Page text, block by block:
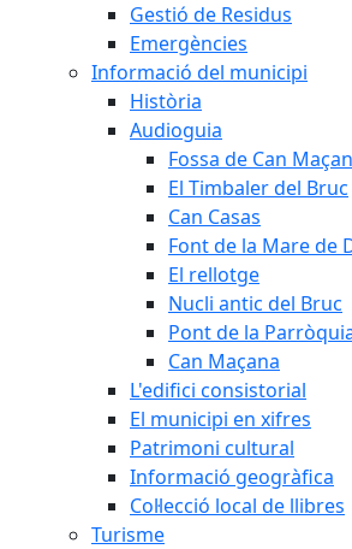
Gestió de Residus
Emergències
Informació del municipi
Història
Audioguia
Fossa de Can
El Timbaler del Bruc
Can Casas
Font de la Mare de
El rellotge
Nucli antic del Bruc
Pont de la
Can Maçana
L'edifici consistorial
El municipi en xifres
Patrimoni cultural
Informació geogràfica
Col·lecció local de llibres
Turisme